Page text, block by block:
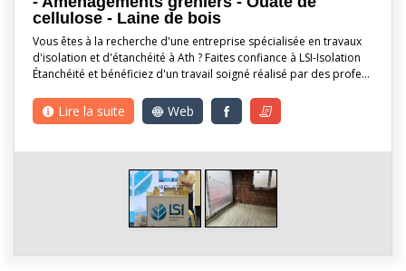
cellulose - Laine de bois
Vous êtes à la recherche d'une entreprise spécialisée en travaux
d'isolation et d'étanchéité à Ath ? Faites confiance à LSI-Isolation
Étanchéité et bénéficiez d'un travail soigné réalisé par des profe…
Lire la suite Web